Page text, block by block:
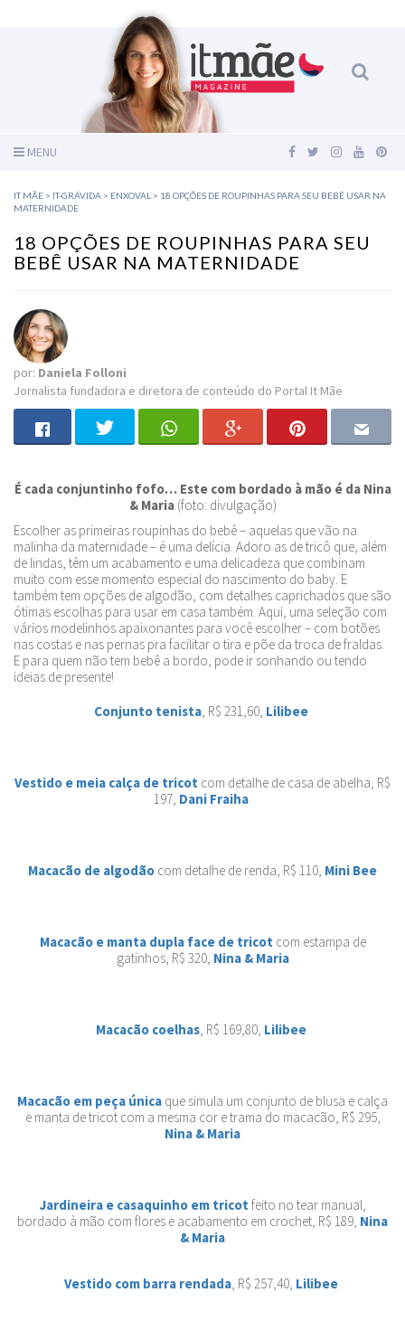
MENU
IT MÃE > IT-GRÁVIDA > ENXOVAL > 18 OPÇÕES DE ROUPINHAS PARA SEU BEBÊ USAR NA
MATERNIDADE
18 OPÇÕES DE ROUPINHAS PARA SEU
BEBÊ USAR NA MATERNIDADE
por: Daniela Folloni
Jornalista fundadora e diretora de conteúdo do Portal It Mãe
É cada conjuntinho fofo… Este com bordado à mão é da Nina
& Maria(foto: divulgação)
Escolher as primeiras roupinhas do bebê – aquelas que vão na
malinha da maternidade – é uma delícia. Adoro as de tricô que, além
de lindas, têm um acabamento e uma delicadeza que combinam
muito com esse momento especial do nascimento do baby. E
também tem opções de algodão, com detalhes caprichados que são
ótimas escolhas para usar em casa também. Aqui, uma seleção com
vários modelinhos apaixonantes para você escolher – com botões
nas costas e nas pernas pra facilitar o tira e põe da troca de fraldas.
E para quem não tem bebê a bordo, pode ir sonhando ou tendo
ideias de presente!
Conjunto tenista, R$ 231,60, Lilibee
Vestido e meia calça de tricot com detalhe de casa de abelha, R$
197, Dani Fraiha
Macacão de algodão com detalhe de renda, R$ 110, Mini Bee
Macacão e manta dupla face de tricot com estampa de
gatinhos, R$ 320, Nina & Maria
Macacão coelhas, R$ 169,80, Lilibee
Macacão em peça única que simula um conjunto de blusa e calça
e manta de tricot com a mesma cor e trama do macacão, R$ 295,
Nina & Maria
Jardineira e casaquinho em tricot feito no tear manual,
bordado à mão com flores e acabamento em crochet, R$ 189, Nina
& Maria
Vestido com barra rendada, R$ 257,40, Lilibee